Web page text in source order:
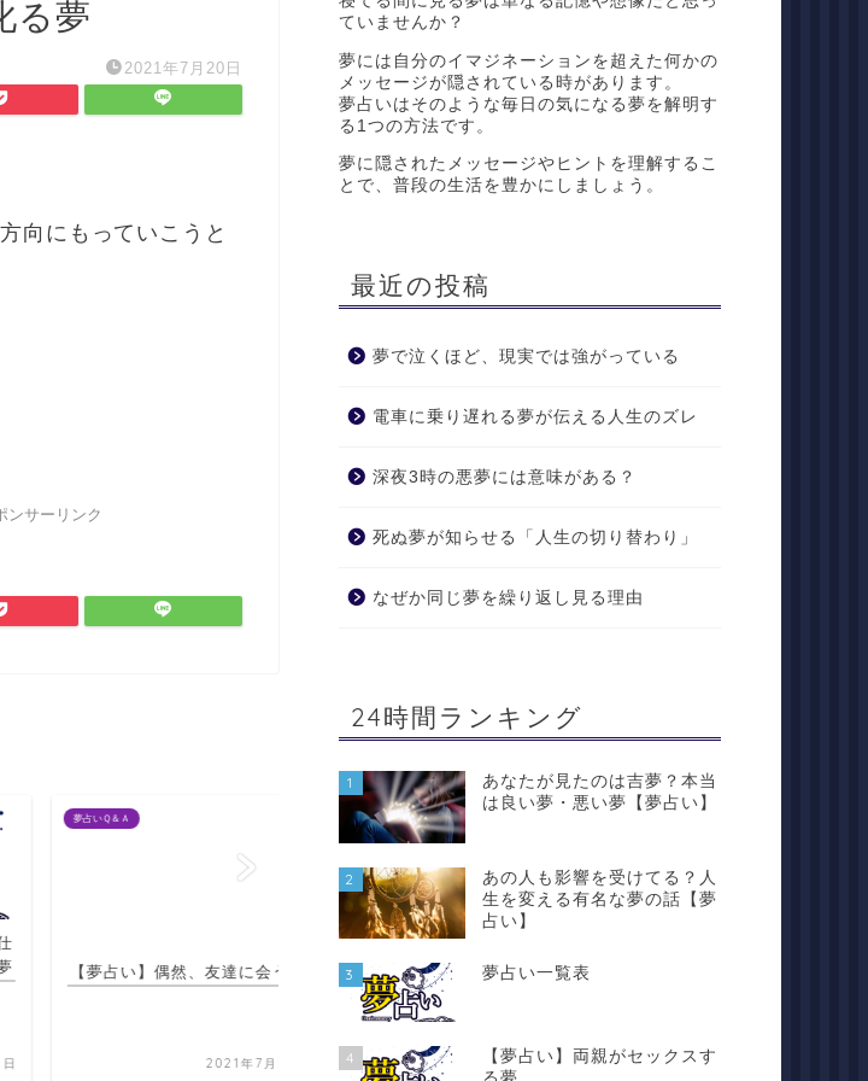
る夢
2021年7月20日
向にもっていこうと
ンサーリンク
夢占いＱ＆Ａ
【夢占い】偶然、友達に会う夢
2021年7月20日
夢占いＱ＆Ａ
【夢占い】メッセージを書く夢
2021年7月22日
ていませんか？
夢には自分のイマジネーションを超えた何かの
メッセージが隠されている時があります。
夢占いはそのような毎日の気になる夢を解明す
る1つの方法です。
夢に隠されたメッセージやヒントを理解するこ
とで、普段の生活を豊かにしましょう。
最近の投稿
夢で泣くほど、現実では強がっている
電車に乗り遅れる夢が伝える人生のズレ
深夜3時の悪夢には意味がある？
死ぬ夢が知らせる「人生の切り替わり」
なぜか同じ夢を繰り返し見る理由
24時間ランキング
1
あなたが見たのは吉夢？本当
は良い夢・悪い夢【夢占い】
2
あの人も影響を受けてる？人
生を変える有名な夢の話【夢
占い】
3 夢占い一覧表
4
【夢占い】両親がセックスす